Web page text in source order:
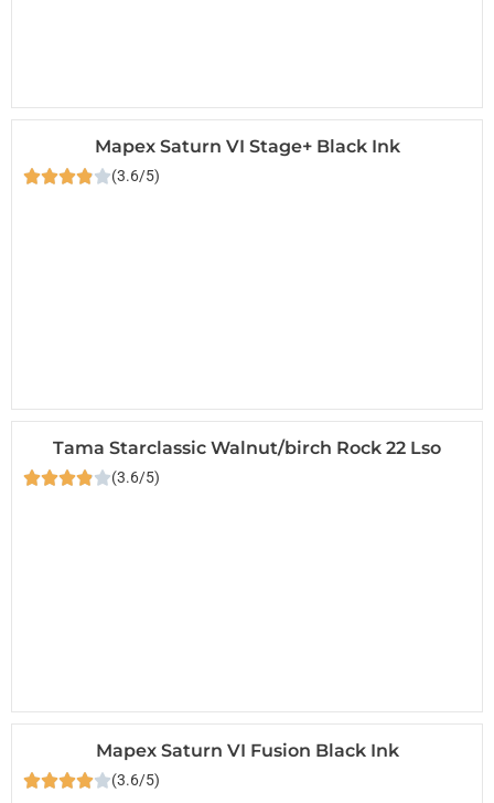
Mapex Saturn VI Stage+ Black Ink
(3.6/5)
Tama Starclassic Walnut/birch Rock 22 Lso
(3.6/5)
Mapex Saturn VI Fusion Black Ink
(3.6/5)